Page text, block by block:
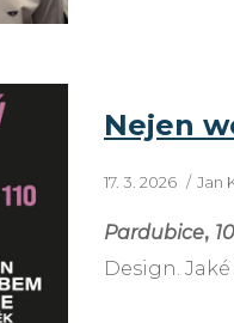
Nejen
17. 3. 2026 Jan
Pardubice,
Design.